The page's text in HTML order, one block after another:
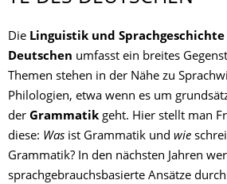
Die Linguistik und Sprachgeschichte
Deutschen umfasst ein breites
Themen stehen in der Nähe zu
Philologien, etwa wenn es um
der Grammatik geht. Hier stellt man
diese: Was ist Grammatik und wie
Grammatik? In den nächsten Jahren
sprachgebrauchsbasierte Ansätze